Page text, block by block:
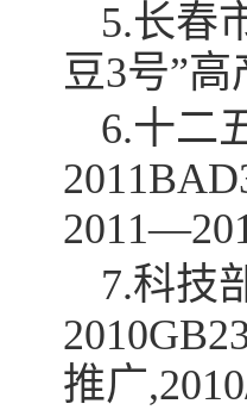
5.长春
豆3号”
6.十二
7.科技
推广